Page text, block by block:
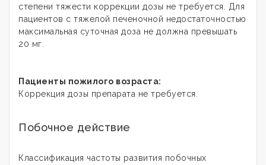
степени тяжести коррекции дозы не требуется. Для
пациентов с тяжелой печеночной недостаточностью
максимальная суточная доза не должна превышать
20 мг.
Пациенты пожилого возраста:
Коррекция дозы препарата не требуется.
Побочное действие
Классификация частоты развития побочных